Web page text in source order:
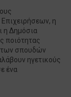
η
η Δημόσια
ποιότητας
των σπουδών
ηγετικούς
ένα